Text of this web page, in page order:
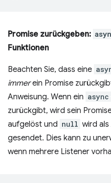
Promise zurückgeben:
Funktionen
Beachten Sie, dass eine
immerein Promise
Anweisung. Wenn ein async
zurückgibt, wird sein
aufgelöst und null wird
gesendet. Dies kann zu
wenn mehrere Listener